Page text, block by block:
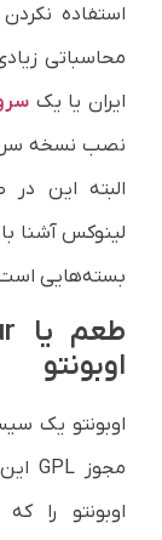
استفاده
محاسباتی
ایران یا یک
نصب نسخه
البته این
لینوکس آشنا
بسته‌هایی است
اوبونتو
اوبونتو یک
مجوز GPL
اوبونتو را